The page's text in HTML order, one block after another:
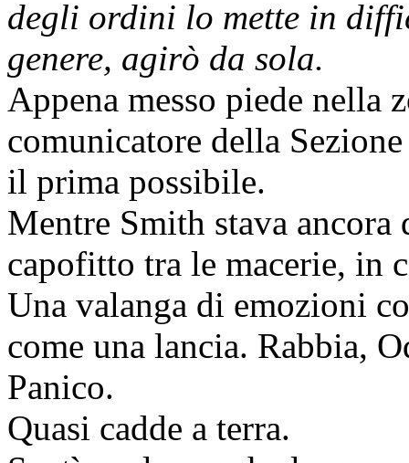
degli ordini lo mette in
genere, agirò da sola.
Appena messo piede nella
comunicatore della
il prima possibile.
Mentre Smith stava
capofitto tra le macerie, in
Una valanga di emozioni
come una lancia. Rabbia,
Panico.
Quasi cadde a terra.